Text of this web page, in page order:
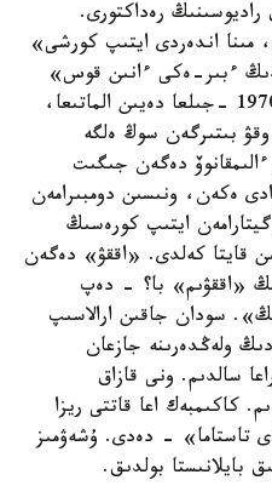
راديوسىنىڭ رەداكتورى.
مىنا اندەردى ايتىپ كورشى»
ءبىر-ەكى ءانىن قوس»
دەدى، ونى دا قوستىم. سودان 1970 -جىلعا دەيىن الماتىعا،
وقۋ بىتىرگەن سوڭ ەلگە
دەگەن جىگىت
ەكەن، ونىسىن دومبىرامەن
ايتىپ كورەسىڭ
قايتا كەلدى. «اققۋ» دەگەن
«اققۋىم» با؟ - دەپ
سودان جاقىن ارالاسىپ
ولەڭدەرىنە جازعان
سالدىم. ونى قازاق
كاكىمبەك اعا قاتتى ريزا
تاستاما» - دەدى. ۇشەۋمىز
بايلانىستا بولدىق.